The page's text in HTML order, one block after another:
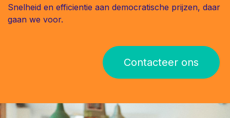
Snelheid en efficientie aan democratische prijzen, daar
gaan we voor.
Contacteer ons